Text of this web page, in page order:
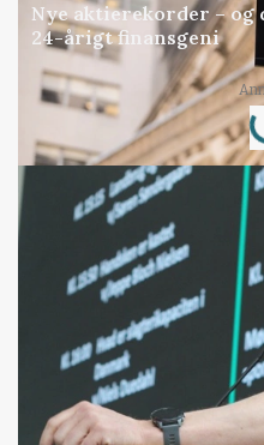
Nye aktierekorder –
24-årigt finansgeni